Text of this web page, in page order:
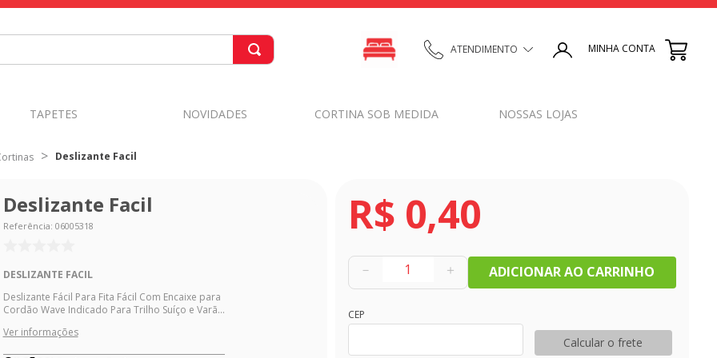
ATENDIMENTO MINHA CONTA
TAPETES NOVIDADES CORTINA SOB MEDIDA NOSSAS LOJAS
Deslizante Facil
Deslizante Facil
Referência: 06005318
DESLIZANTE FACIL
Deslizante Fácil Para Fita Fácil Com Encaixe para
Cordão Wave Indicado Para Trilho Suíço e Varã...
Ver informações
R$ 0,40
＋
－ ADICIONAR AO CARRINHO
CEP
Calcular o frete